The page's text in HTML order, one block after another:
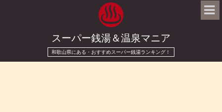
スーパー銭湯＆温泉マニア
和歌山県にある・おすすめスーパー銭湯ランキング！